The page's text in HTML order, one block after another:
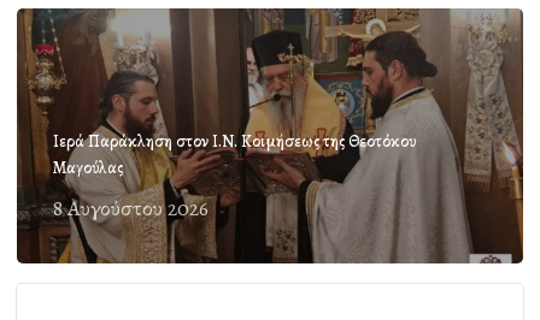
Ιερά Παράκληση στον Ι.Ν. Κοιμήσεως της Θεοτόκου
Μαγούλας
8 Αυγούστου 2026